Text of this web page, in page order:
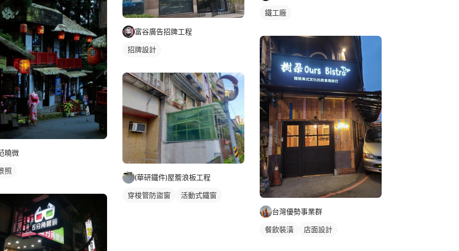
曉微
照
富谷廣告招牌工程
招牌設計
(華研鐵件)屋簷浪板工程
穿梭管防盜窗 活動式鐵窗
鐵工廠
台灣優勢事業群
餐飲裝潢 店面設計